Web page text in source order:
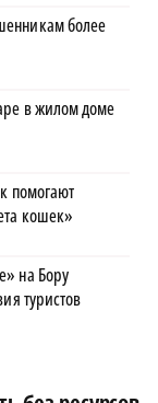
более
в жилом доме
помогают
кошек»
на Бору
туристов